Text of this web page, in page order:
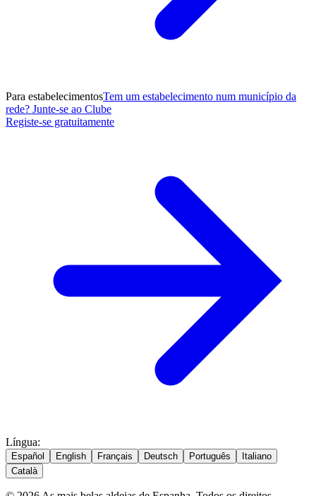
Para estabelecimentosTem um estabelecimento num município da
rede? Junte-se ao Clube
Registe-se gratuitamente
Língua:
Español English Français Deutsch Português
Italiano
Català